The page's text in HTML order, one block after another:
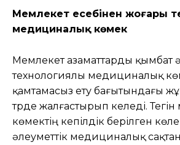
Мемлекет есебінен жоғары
медициналық көмек
Мемлекет азаматтарды қымбат
технологиялы медициналық
қамтамасыз ету бағытындағы
түрде жалғастырып келеді.
көмектің кепілдік берілген
әлеуметтік медициналық